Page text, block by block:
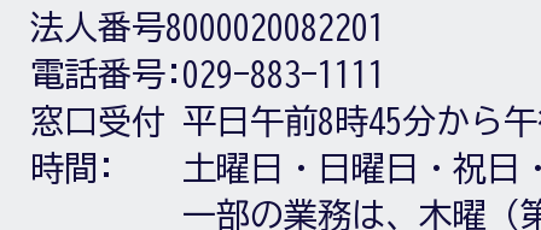
法人番号8000020082201
電話番号: 029-883-1111
窓口受付
時間:
平日午前8時45分から
土曜日・日曜日・祝日
一部の業務は、木曜（